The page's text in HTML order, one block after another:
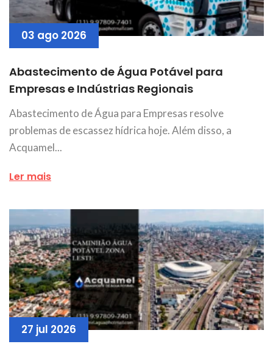
03 ago 2026
Abastecimento de Água Potável para
Empresas e Indústrias Regionais
Abastecimento de Água para Empresas resolve
problemas de escassez hídrica hoje. Além disso, a
Acquamel...
Ler mais
27 jul 2026